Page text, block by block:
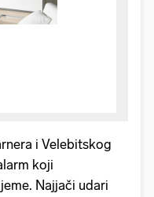
i Velebitskog
koji
Najjači udari